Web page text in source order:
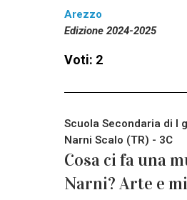
Arezzo
Edizione 2024-2025
Voti: 2
Scuola Secondaria di I
Narni Scalo (TR) - 3C
Cosa ci fa una
Narni? Arte e